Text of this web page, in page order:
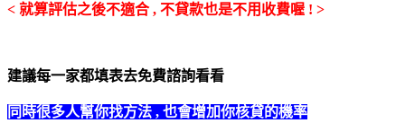
< 就算評估之後不適合 , 不貸款也是不用收費喔 ! >
建議每一家都填表去免費諮詢看看
同時很多人幫你找方法 , 也會增加你核貸的機率